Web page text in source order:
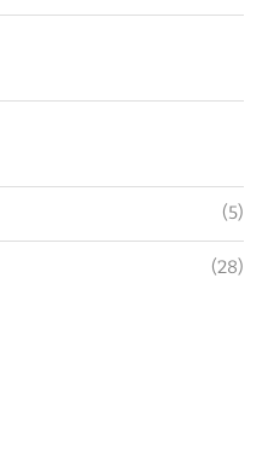
(5)
(28)